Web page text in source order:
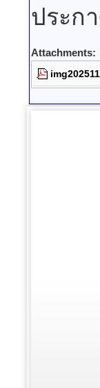
ประก
Attachments: